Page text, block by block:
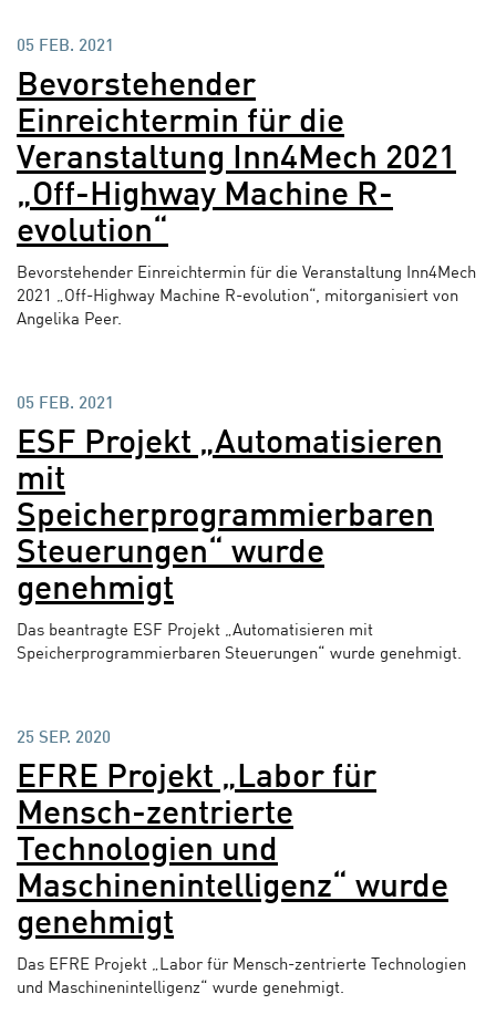
05 FEB. 2021
Bevorstehender
Einreichtermin für die
Veranstaltung Inn4Mech 2021
„Off-Highway Machine R-
evolution“
Bevorstehender Einreichtermin für die Veranstaltung Inn4Mech
2021 „Off-Highway Machine R-evolution“, mitorganisiert von
Angelika Peer.
05 FEB. 2021
ESF Projekt „Automatisieren
mit
Speicherprogrammierbaren
Steuerungen“ wurde
genehmigt
Das beantragte ESF Projekt „Automatisieren mit
Speicherprogrammierbaren Steuerungen“ wurde genehmigt.
25 SEP. 2020
EFRE Projekt „Labor für
Mensch-zentrierte
Technologien und
Maschinenintelligenz“ wurde
genehmigt
Das EFRE Projekt „Labor für Mensch-zentrierte Technologien
und Maschinenintelligenz“ wurde genehmigt.